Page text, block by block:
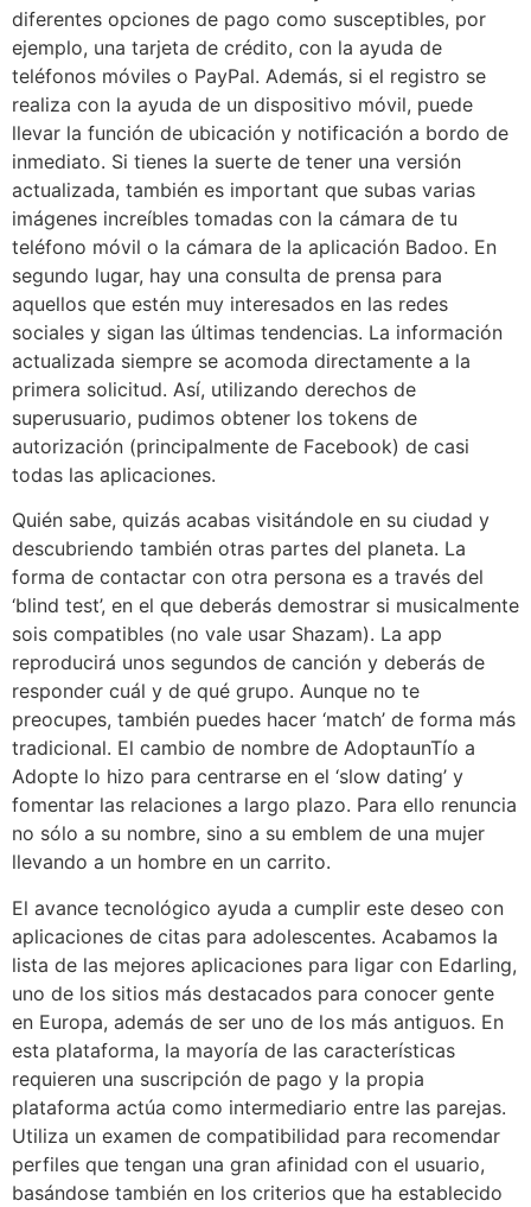
diferentes opciones de pago como susceptibles, por
ejemplo, una tarjeta de crédito, con la ayuda de
teléfonos móviles o PayPal. Además, si el registro se
realiza con la ayuda de un dispositivo móvil, puede
llevar la función de ubicación y notificación a bordo de
inmediato. Si tienes la suerte de tener una versión
actualizada, también es important que subas varias
imágenes increíbles tomadas con la cámara de tu
teléfono móvil o la cámara de la aplicación Badoo. En
segundo lugar, hay una consulta de prensa para
aquellos que estén muy interesados en las redes
sociales y sigan las últimas tendencias. La información
actualizada siempre se acomoda directamente a la
primera solicitud. Así, utilizando derechos de
superusuario, pudimos obtener los tokens de
autorización (principalmente de Facebook) de casi
todas las aplicaciones.
Quién sabe, quizás acabas visitándole en su ciudad y
descubriendo también otras partes del planeta. La
forma de contactar con otra persona es a través del
‘blind test’, en el que deberás demostrar si musicalmente
sois compatibles (no vale usar Shazam). La app
reproducirá unos segundos de canción y deberás de
responder cuál y de qué grupo. Aunque no te
preocupes, también puedes hacer ‘match’ de forma más
tradicional. El cambio de nombre de AdoptaunTío a
Adopte lo hizo para centrarse en el ‘slow dating’ y
fomentar las relaciones a largo plazo. Para ello renuncia
no sólo a su nombre, sino a su emblem de una mujer
llevando a un hombre en un carrito.
El avance tecnológico ayuda a cumplir este deseo con
aplicaciones de citas para adolescentes. Acabamos la
lista de las mejores aplicaciones para ligar con Edarling,
uno de los sitios más destacados para conocer gente
en Europa, además de ser uno de los más antiguos. En
esta plataforma, la mayoría de las características
requieren una suscripción de pago y la propia
plataforma actúa como intermediario entre las parejas.
Utiliza un examen de compatibilidad para recomendar
perfiles que tengan una gran afinidad con el usuario,
basándose también en los criterios que ha establecido